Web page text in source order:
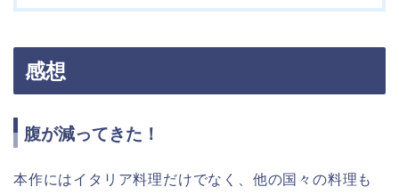
感想
腹が減ってきた！
本作にはイタリア料理だけでなく、他の国々の料理も